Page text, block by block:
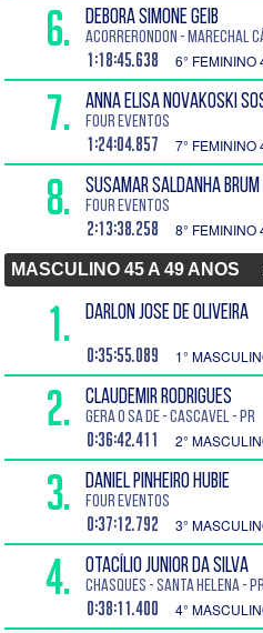
6. DEBORA SIMONE GEIB
AcorreRondon - Marechal
1:18:45.638 6° FEMININO
7. ANNA ELISA NOVAKOSKI
Four Eventos
1:24:04.857 7° FEMININO
8. SUSAMAR SALDANHA BRUM
Four Eventos
2:13:38.258 8° FEMININO
MASCULINO 45 A 49 ANOS
1. DARLON JOSE DE OLIVEIRA
0:35:55.089 1°
2. CLAUDEMIR RODRIGUES
Gera o sa de - Cascavel - PR
0:36:42.411 2°
3. DANIEL PINHEIRO HUBIE
Four Eventos
0:37:12.792 3°
4. OTACÍLIO JUNIOR DA SILVA
CHASQUES - Santa Helena - PR
0:38:11.400 4°